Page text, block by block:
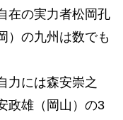
在の実力者松岡孔
）の九州は数でも
力には森安崇之
政雄（岡山）の3